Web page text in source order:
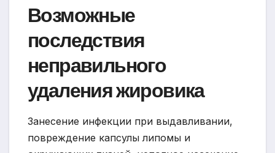
Возможные
последствия
неправильного
удаления жировика
Занесение инфекции при выдавливании,
повреждение капсулы липомы и